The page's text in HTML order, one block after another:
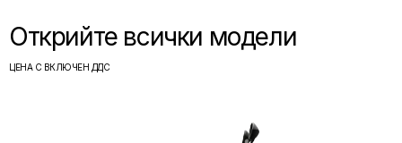
Открийте всички модели
ЦЕНА С ВКЛЮЧЕН ДДС